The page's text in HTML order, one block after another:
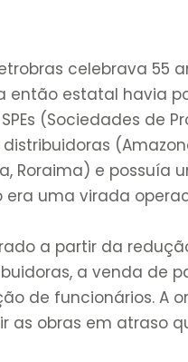
celebrava 55
então estatal havia
(Sociedades de
Roraima) e possuía
era uma virada
a partir da
a venda de
de funcionários. A
as obras em atraso